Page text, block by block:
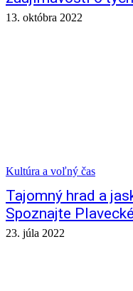
13. októbra 2022
Kultúra a voľný čas
Tajomný hrad a
Spoznajte
23. júla 2022